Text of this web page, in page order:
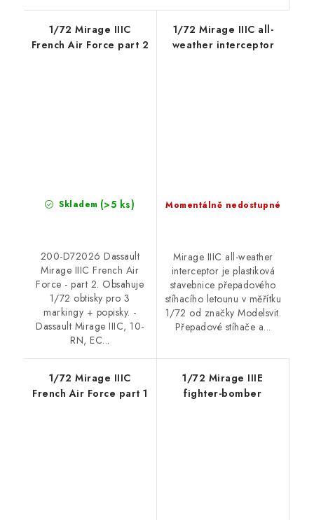
1/72 Mirage IIIC
French Air Force part 2
Skladem (>5 ks)
200-D72026 Dassault
Mirage IIIC French Air
Force - part 2. Obsahuje
1/72 obtisky pro 3
markingy + popisky. -
Dassault Mirage IIIC, 10-
RN, EC...
1/72 Mirage IIIC all-
weather interceptor
Momentálně nedostupné
Mirage IIIC all-weather
interceptor je plastiková
stavebnice přepadového
stíhacího letounu v měřítku
1/72 od značky Modelsvit.
Přepadové stíhače a...
1/72 Mirage IIIC
French Air Force part 1
1/72 Mirage IIIE
fighter-bomber